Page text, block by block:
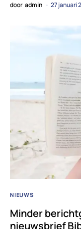
door admin 27 januari
NIEUWS
Minder
nieuwsbrief